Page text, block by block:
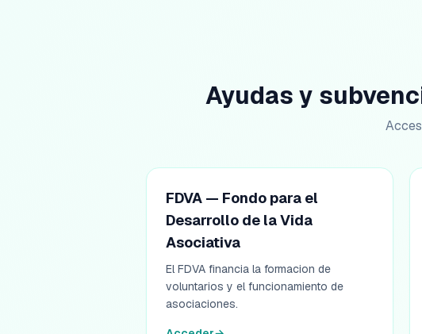
Ayudas y
FDVA — Fondo para el
Desarrollo de la Vida
Asociativa
El FDVA financia la formacion de
voluntarios y el funcionamiento de
asociaciones.